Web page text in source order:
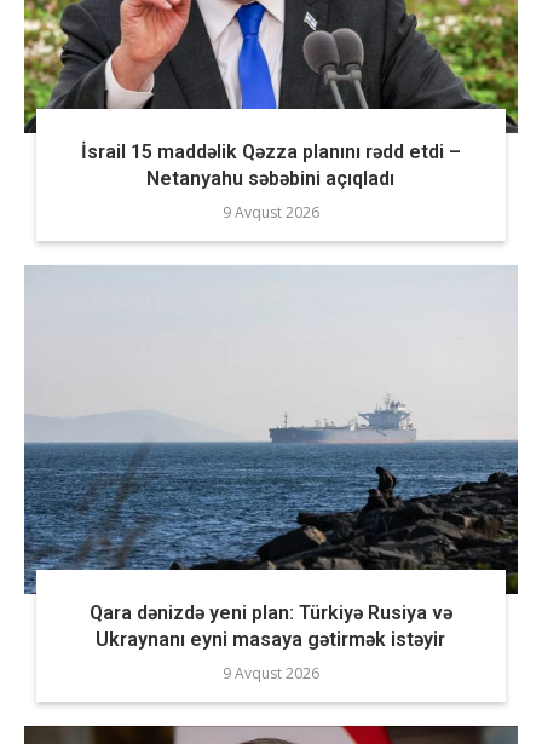
İsrail 15 maddəlik Qəzza planını rədd etdi –
Netanyahu səbəbini açıqladı
9 Avqust 2026
Qara dənizdə yeni plan: Türkiyə Rusiya və
Ukraynanı eyni masaya gətirmək istəyir
9 Avqust 2026